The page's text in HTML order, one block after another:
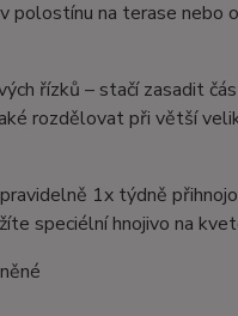
polostínu na terase nebo
řízků – stačí zasadit
rozdělovat při větší
1x týdně
speciélní hnojivo na